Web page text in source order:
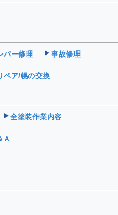
パー修理 事故修理
ペア/幌の交換
全塗装作業内容
Ａ